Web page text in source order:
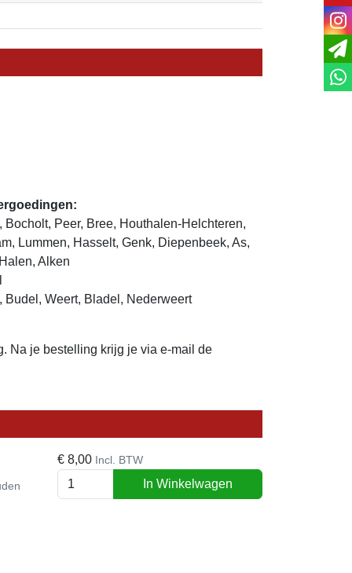
Peer, Bree, Houthalen-Helchteren,
Lummen, Hasselt, Genk, Diepenbeek, As,
Alken
Budel, Weert, Bladel, Nederweert
Na je bestelling krijg je via e-mail de
€ 8,00 Incl. BTW
In Winkelwagen